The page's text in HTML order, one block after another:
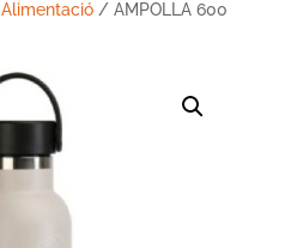
Alimentació/ AMPOLLA 600